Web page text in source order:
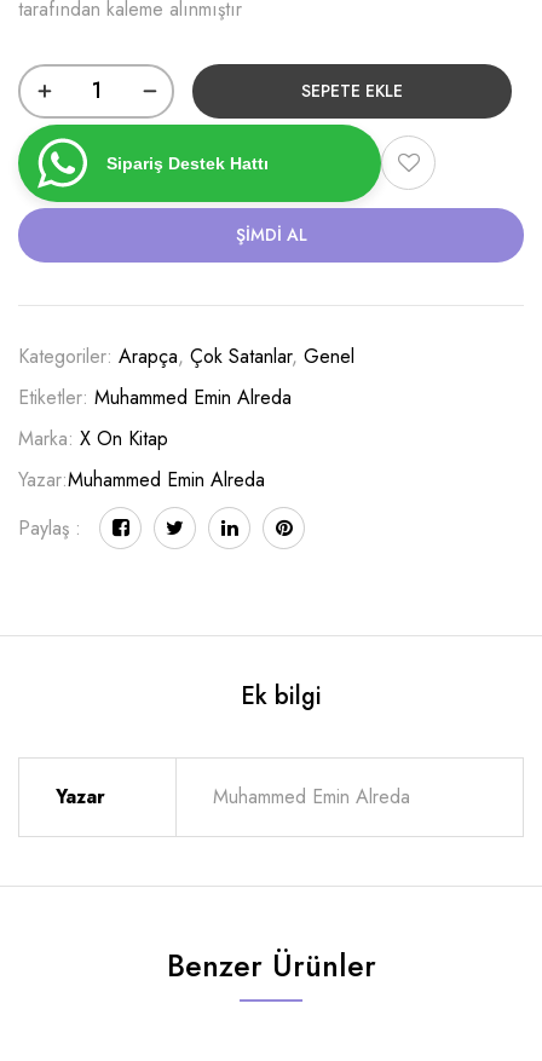
tarafından kaleme alınmıştır
SEPETE EKLE
Sipariş Destek Hattı
ŞIMDI AL
Kategoriler: Arapça, Çok Satanlar, Genel
Etiketler: Muhammed Emin Alreda
Marka: X On Kitap
Yazar:Muhammed Emin Alreda
Paylaş :
Ek bilgi
Yazar Muhammed Emin Alreda
Benzer Ürünler